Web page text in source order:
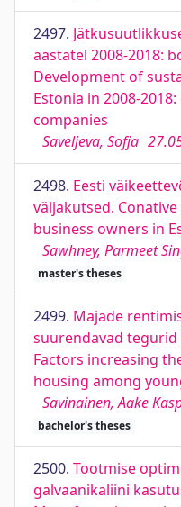
2497.
aastatel 2008-2018:
Development of
Estonia in 2008-
companies
Saveljeva, Sofja
2498. Eesti
väljakutsed.
business owners in
Sawhney, Parmeet
master's theses
2499. Majade
suurendavad
Factors increasing
housing among
Savinainen, Aake
bachelor's theses
2500. Tootmise
galvaanikaliini